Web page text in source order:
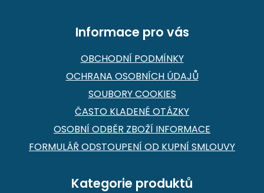
Informace pro vás
OBCHODNÍ PODMÍNKY
OCHRANA OSOBNÍCH ÚDAJŮ
SOUBORY COOKIES
ČASTO KLADENÉ OTÁZKY
OSOBNÍ ODBĚR ZBOŽÍ INFORMACE
FORMULÁŘ ODSTOUPENÍ OD KUPNÍ SMLOUVY
Kategorie produktů